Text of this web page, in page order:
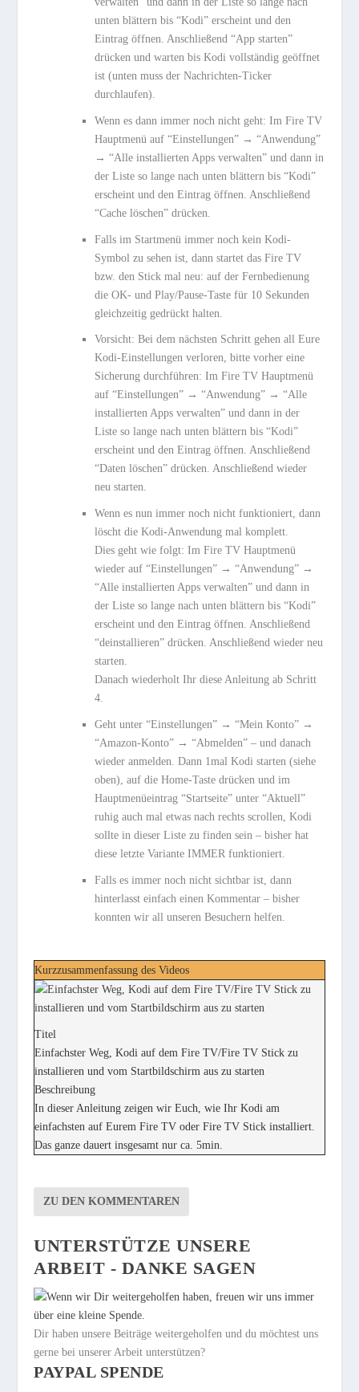
unten blättern bis “Kodi” erscheint und den
Eintrag öffnen. Anschließend “App starten”
drücken und warten bis Kodi vollständig geöffnet
ist (unten muss der Nachrichten-Ticker
durchlaufen).
Wenn es dann immer noch nicht geht: Im Fire TV
Hauptmenü auf “Einstellungen” → “Anwendung”
→ “Alle installierten Apps verwalten” und dann in
der Liste so lange nach unten blättern bis “Kodi”
erscheint und den Eintrag öffnen. Anschließend
“Cache löschen” drücken.
Falls im Startmenü immer noch kein Kodi-
Symbol zu sehen ist, dann startet das Fire TV
bzw. den Stick mal neu: auf der Fernbedienung
die OK- und Play/Pause-Taste für 10 Sekunden
gleichzeitig gedrückt halten.
Vorsicht: Bei dem nächsten Schritt gehen all Eure
Kodi-Einstellungen verloren, bitte vorher eine
Sicherung durchführen: Im Fire TV Hauptmenü
auf “Einstellungen” → “Anwendung” → “Alle
installierten Apps verwalten” und dann in der
Liste so lange nach unten blättern bis “Kodi”
erscheint und den Eintrag öffnen. Anschließend
“Daten löschen” drücken. Anschließend wieder
neu starten.
Wenn es nun immer noch nicht funktioniert, dann
löscht die Kodi-Anwendung mal komplett.
Dies geht wie folgt: Im Fire TV Hauptmenü
wieder auf “Einstellungen” → “Anwendung” →
“Alle installierten Apps verwalten” und dann in
der Liste so lange nach unten blättern bis “Kodi”
erscheint und den Eintrag öffnen. Anschließend
“deinstallieren” drücken. Anschließend wieder neu
starten.
Danach wiederholt Ihr diese Anleitung ab Schritt
4.
Geht unter “Einstellungen” → “Mein Konto” →
“Amazon-Konto” → “Abmelden” – und danach
wieder anmelden. Dann 1mal Kodi starten (siehe
oben), auf die Home-Taste drücken und im
Hauptmenüeintrag “Startseite” unter “Aktuell”
ruhig auch mal etwas nach rechts scrollen, Kodi
sollte in dieser Liste zu finden sein – bisher hat
diese letzte Variante IMMER funktioniert.
Falls es immer noch nicht sichtbar ist, dann
hinterlasst einfach einen Kommentar – bisher
konnten wir all unseren Besuchern helfen.
Kurzzusammenfassung des Videos
Titel
Einfachster Weg, Kodi auf dem Fire TV/Fire TV Stick zu
installieren und vom Startbildschirm aus zu starten
Beschreibung
In dieser Anleitung zeigen wir Euch, wie Ihr Kodi am
einfachsten auf Eurem Fire TV oder Fire TV Stick installiert.
Das ganze dauert insgesamt nur ca. 5min.
ZU DEN KOMMENTAREN
UNTERSTÜTZE UNSERE
ARBEIT - DANKE SAGEN
Dir haben unsere Beiträge weitergeholfen und du möchtest uns
gerne bei unserer Arbeit unterstützen?
PAYPAL SPENDE